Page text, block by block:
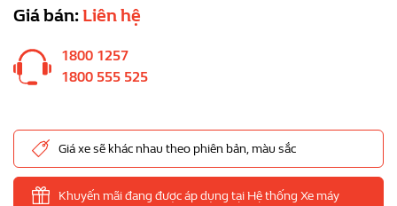
Giá bán:Liên hệ
1800 1257
1800 555 525
Giá xe sẽ khác nhau theo phiên bản, màu sắc
Khuyến mãi đang được áp dụng tại Hệ thống Xe máy